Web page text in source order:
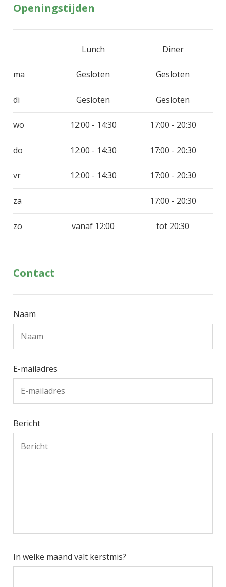
Openingstijden
Lunch Diner
ma Gesloten Gesloten
di Gesloten Gesloten
wo 12:00 - 14:30 17:00 - 20:30
do 12:00 - 14:30 17:00 - 20:30
vr 12:00 - 14:30 17:00 - 20:30
za 17:00 - 20:30
zo vanaf 12:00 tot 20:30
Contact
Naam
E-mailadres
Bericht
In welke maand valt kerstmis?